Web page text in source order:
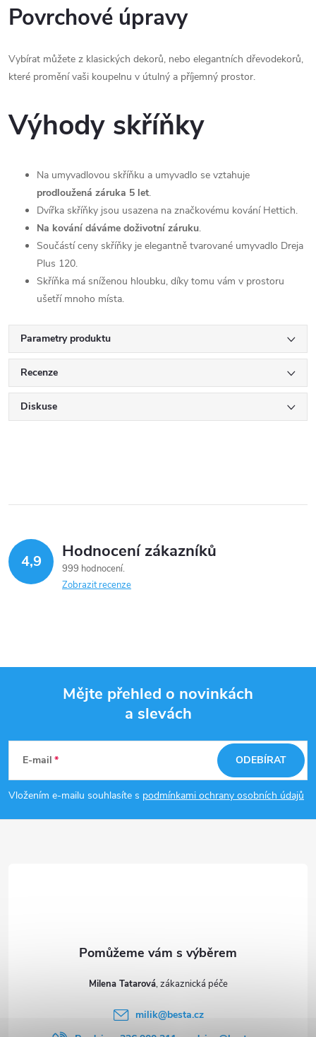
Povrchové úpravy
Vybírat můžete z klasických dekorů, nebo elegantních dřevodekorů,
které promění vaši koupelnu v útulný a příjemný prostor.
Výhody skříňky
Na umyvadlovou skříňku a umyvadlo se vztahuje
prodloužená záruka 5 let.
Dvířka skříňky jsou usazena na značkovému kování Hettich.
Na kování dáváme doživotní záruku.
Součástí ceny skříňky je elegantně tvarované umyvadlo Dreja
Plus 120.
Skříňka má sníženou hloubku, díky tomu vám v prostoru
ušetří mnoho místa.
Parametry produktu
Recenze
Diskuse
4,9 Hodnocení zákazníků
999 hodnocení
Zobrazit recenze
p
Mějte přehled o novinkách
a slevách
E-mail
Vložením e-mailu souhlasíte s podmínkami ochrany osobních údajů
ODEBÍRAT
Milena Tatarová
milik@besta.cz